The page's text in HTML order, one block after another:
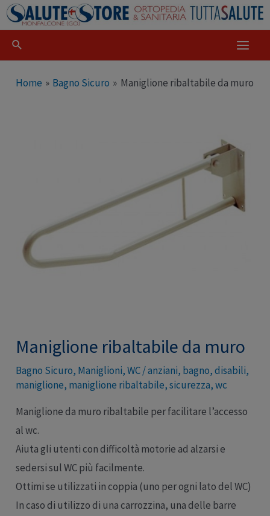
Home Bagno Sicuro Maniglione ribaltabile da muro
Maniglione ribaltabile da muro
Bagno Sicuro, Maniglioni,WC/anziani, bagno,disabili,
maniglione, maniglione ribaltabile,sicurezza,wc
Maniglione da muro ribaltabile per facilitare l’accesso
al wc.
Aiuta gli utenti con difficoltà motorie ad alzarsi e
sedersi sul WC più facilmente.
Ottimi se utilizzati in coppia (uno per ogni lato del WC)
In caso di utilizzo di una carrozzina, una delle barre